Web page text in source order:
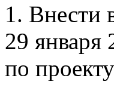
1. Внести
29
по